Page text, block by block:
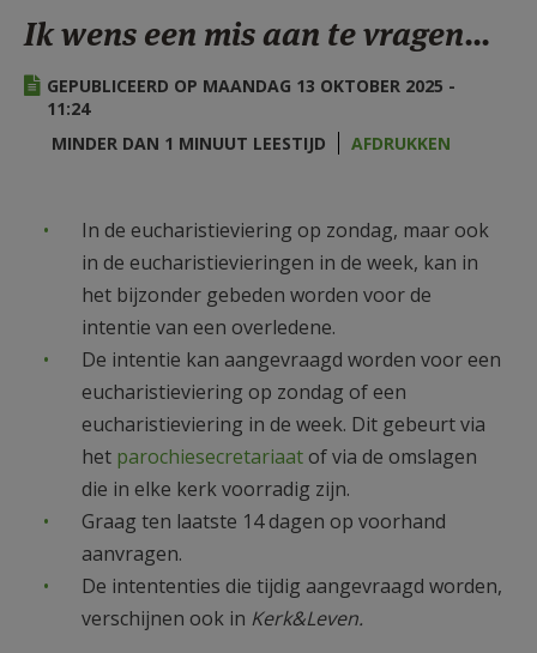
HULP
STARTPAGINA PORTAAL
AANMELDEN OF REGISTREREN
Ik wens een mis aan te vragen...
GEPUBLICEERD OP MAANDAG 13 OKTOBER 2025 -
11:24
MINDER DAN 1 MINUUT LEESTIJD
AFDRUKKEN
In de eucharistieviering op zondag, maar ook
in de eucharistievieringen in de week, kan in
het bijzonder gebeden worden voor de
intentie van een overledene.
De intentie kan aangevraagd worden voor een
eucharistieviering op zondag of een
eucharistieviering in de week. Dit gebeurt via
het parochiesecretariaatof via de omslagen
die in elke kerk voorradig zijn.
Graag ten laatste 14 dagen op voorhand
aanvragen.
De intententies die tijdig aangevraagd worden,
verschijnen ook in Kerk&Leven.